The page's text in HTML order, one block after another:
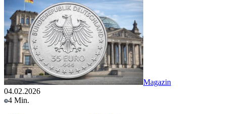
Magazin
04.02.2026
4 Min.